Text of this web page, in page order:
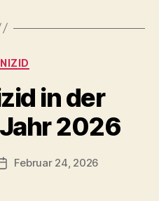
Kategorien
in der
2026
Veröffentlichungsdatum
Februar 24, 2026